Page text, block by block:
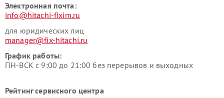
Электронная почта:
info@hitachi-fixim.ru
для юридических лиц
manager@fix-hitachi.ru
График работы:
ПН-ВСК с 9:00 до 21:00 без перерывов и выходных
Рейтинг сервисного центра